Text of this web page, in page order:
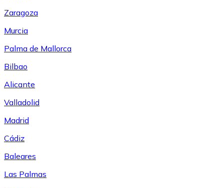
Zaragoza
Murcia
Palma de Mallorca
Bilbao
Alicante
Valladolid
Madrid
Cádiz
Baleares
Las Palmas